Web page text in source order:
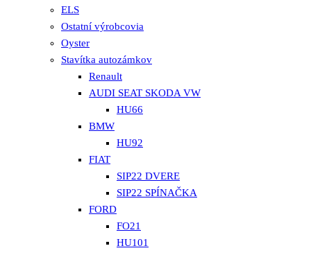
ELS
Ostatní výrobcovia
Oyster
Stavítka autozámkov
Renault
AUDI SEAT SKODA VW
HU66
BMW
HU92
FIAT
SIP22 DVERE
SIP22 SPÍNAČKA
FORD
FO21
HU101